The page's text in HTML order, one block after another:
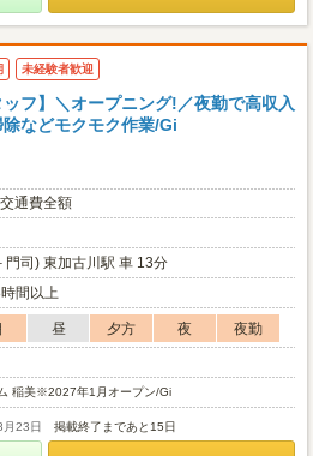
未経験者歓迎
ッフ】＼オープニング!／夜勤で高収入
などモクモク作業/Gi
通費全額
門司) 東加古川駅 車 13分
間以上
昼 夕方 夜
夜勤
稲美※2027年1月オープン/Gi
月23日 掲載終了まであと15日